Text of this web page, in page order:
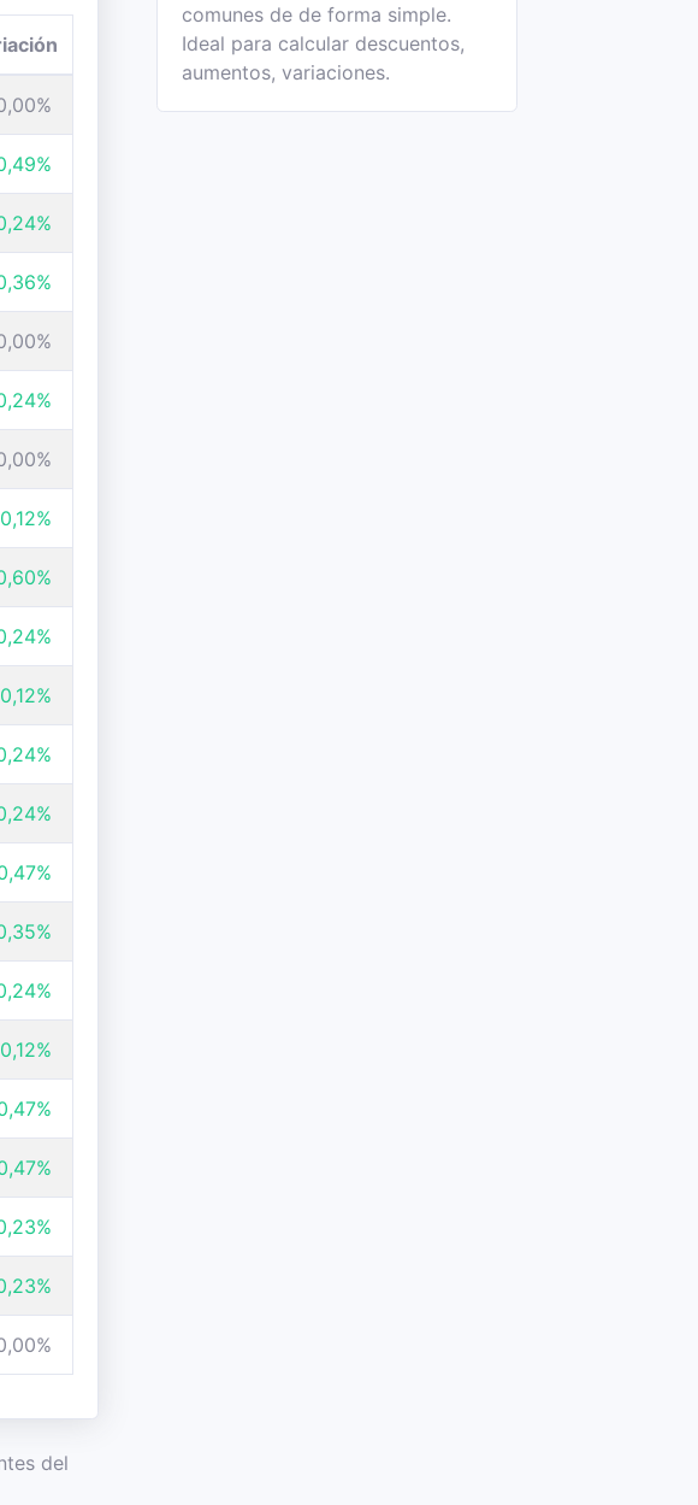
0,12%
0,12%
0,12%
del
comunes de de forma simple.
Ideal para calcular descuentos,
aumentos, variaciones.